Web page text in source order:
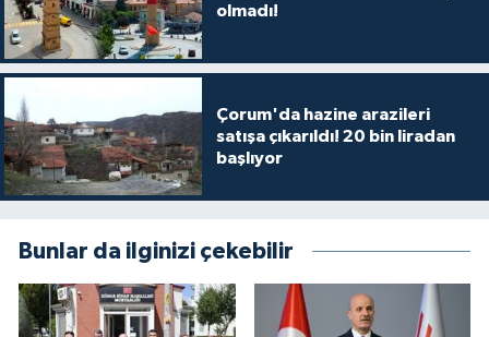
olmadı!
Çorum'da hazine arazileri
satışa çıkarıldı! 20 bin liradan
başlıyor
Bunlar da ilginizi çekebilir